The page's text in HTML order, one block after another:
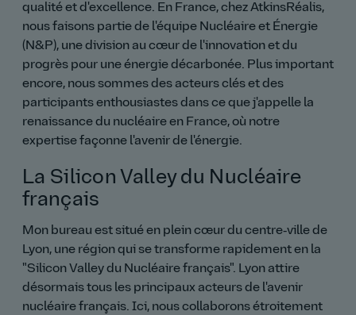
qualité et d'excellence. En France, chez AtkinsRéalis,
nous faisons partie de l'équipe Nucléaire et Énergie
(N&P), une division au cœur de l'innovation et du
progrès pour une énergie décarbonée. Plus important
encore, nous sommes des acteurs clés et des
participants enthousiastes dans ce que j'appelle la
renaissance du nucléaire en France, où notre
expertise façonne l'avenir de l'énergie.
La Silicon Valley du Nucléaire
français
Mon bureau est situé en plein cœur du centre‑ville de
Lyon, une région qui se transforme rapidement en la
Silicon Valley du Nucléaire français . Lyon attire
désormais tous les principaux acteurs de l'avenir
nucléaire français. Ici, nous collaborons étroitement